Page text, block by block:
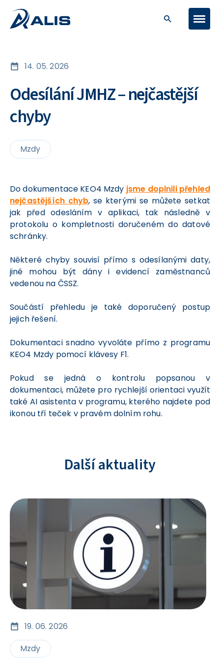
14. 05. 2026
Odesílání JMHZ – nejčastější
chyby
Mzdy
Do dokumentace KEO4 Mzdy jsme doplnili přehled
nejčastějších chyb, se kterými se můžete setkat
jak před odesláním v aplikaci, tak následně v
protokolu o kompletnosti doručeném do datové
schránky.
Některé chyby souvisí přímo s odesílanými daty,
jiné mohou být dány i evidencí zaměstnanců
vedenou na ČSSZ.
Součástí přehledu je také doporučený postup
jejich řešení.
Dokumentaci snadno vyvoláte přímo z programu
KEO4 Mzdy pomocí klávesy F1.
Pokud se jedná o kontrolu popsanou v
dokumentaci, můžete pro rychlejší orientaci využít
také AI asistenta v programu, kterého najdete pod
ikonou tří teček v pravém dolním rohu.
Další aktuality
19. 06. 2026
Mzdy